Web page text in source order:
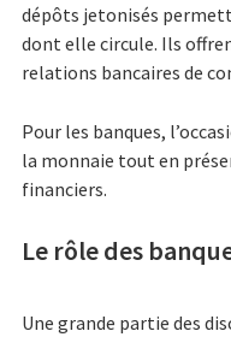
dépôts jetonisés
dont elle circule. Ils
relations bancaires de
Pour les banques,
la monnaie tout en
financiers.
Le rôle des
Une grande partie des